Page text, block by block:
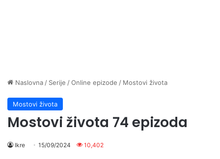
Naslovna / Serije /Online epizode / Mostovi života
Mostovi života
Mostovi života 74 epizoda
Ikre 15/09/2024 10,402